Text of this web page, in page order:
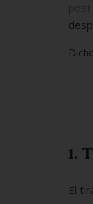
1.
El